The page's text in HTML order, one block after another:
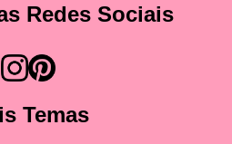
Redes Sociais
Temas